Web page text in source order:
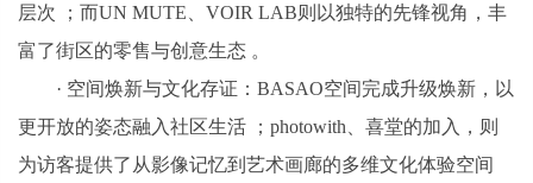
层次 ；而UN MUTE、VOIR LAB则以独特的先锋视角，丰
富了街区的零售与创意生态 。
· 空间焕新与文化存证：BASAO空间完成升级焕新，以
更开放的姿态融入社区生活 ；photowith、喜堂的加入，则
为访客提供了从影像记忆到艺术画廊的多维文化体验空间